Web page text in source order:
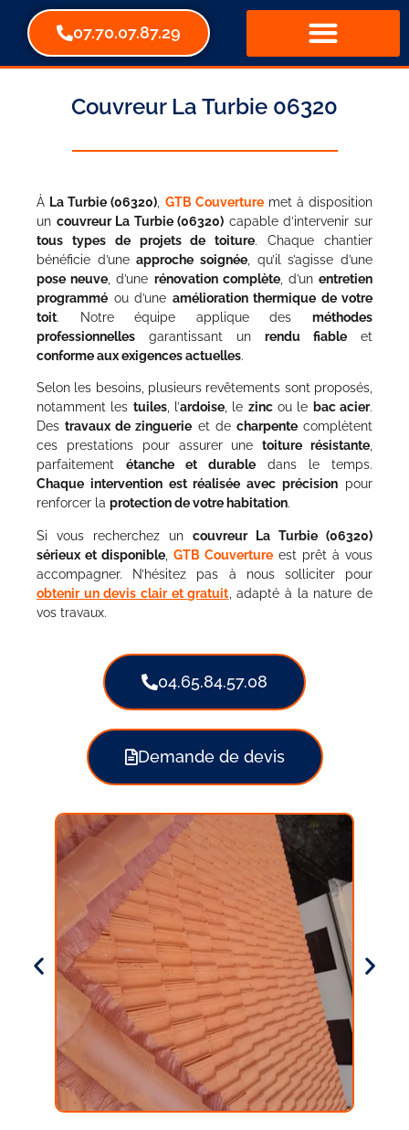
07.70.07.87.29
Couvreur La Turbie 06320
À La Turbie (06320) GTB Couverturemet à disposition
un couvreur La Turbie (06320) capable d’intervenir sur
tous types de projets de toiture. Chaque chantier
bénéficie d’uneapproche soignée , qu’il s’agisse d’une
pose neuve , d’une rénovation complète, d’unentretien
programmé ou d’une amélioration thermique de votre
toit. Notre équipe applique des méthodes
professionnelles garantissant un rendu fiable et
conforme aux exigences actuelles.
Selon les besoins, plusieurs revêtements sont proposés,
notamment les tuiles, l’ardoise, le zincou le bac acier.
Destravaux de zinguerie et de charpentecomplètent
ces prestations pour assurer unetoiture résistante,
parfaitement étanche et durable dans le temps.
Chaque intervention est réalisée avec précision pour
renforcer la protection de votre habitation.
Si vous recherchez un couvreur La Turbie (06320)
sérieux et disponible GTB Couverture est prêt à vous
accompagner. N’hésitez pas à nous solliciter pour
obtenir un devis clair et gratuit , adapté à la nature de
vos travaux.
04.65.84.57.08
Demande de devis